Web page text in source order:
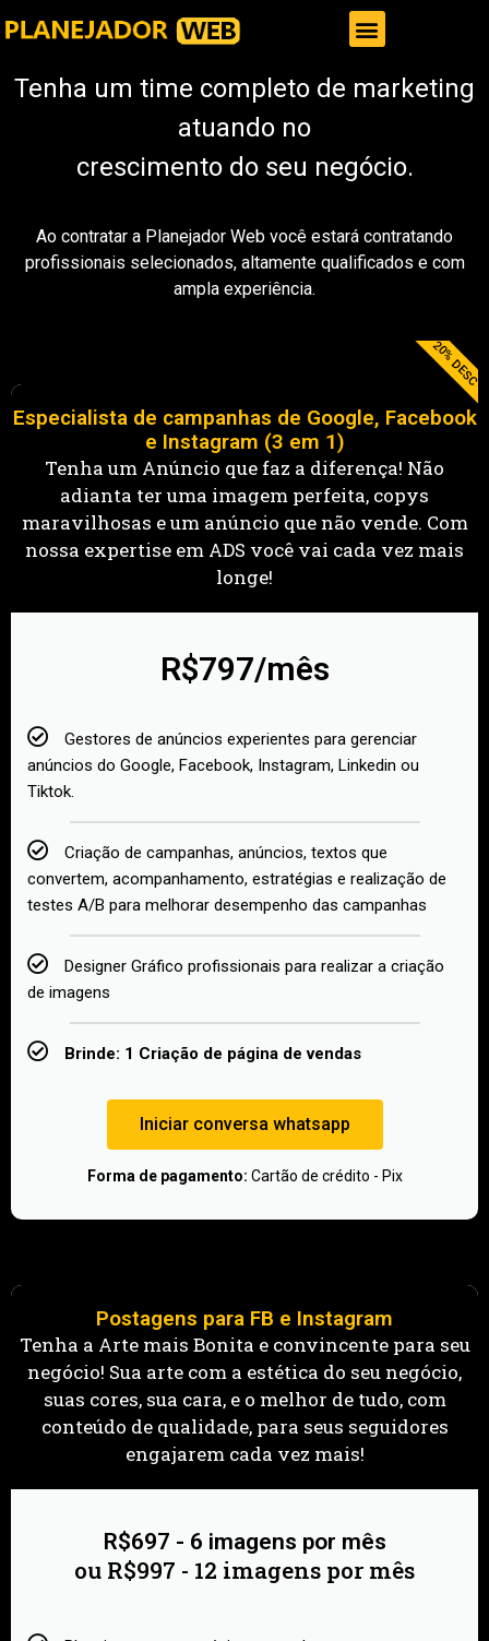
Tenha um time completo de marketing
atuando no
crescimento do seu negócio.
Ao contratar a Planejador Web você estará contratando
profissionais selecionados, altamente qualificados e com
ampla experiência.
Especialista de campanhas de Google, Facebook
e Instagram (3 em 1)
Tenha um Anúncio que faz a diferença! Não
adianta ter uma imagem perfeita, copys
maravilhosas e um anúncio que não vende. Com
nossa expertise em ADS você vai cada vez mais
longe!
R$797/mês
Gestores de anúncios experientes para gerenciar
anúncios do Google, Facebook, Instagram, Linkedin ou
Tiktok.
Criação de campanhas, anúncios, textos que
convertem, acompanhamento, estratégias e realização de
testes A/B para melhorar desempenho das campanhas
Designer Gráfico profissionais para realizar a criação
de imagens
Brinde: 1 Criação de página de vendas
Iniciar conversa whatsapp
Forma de pagamento: Cartão de crédito - Pix
20% DESC
Postagens para FB e Instagram
Tenha a Arte mais Bonita e convincente para seu
negócio! Sua arte com a estética do seu negócio,
suas cores, sua cara, e o melhor de tudo, com
conteúdo de qualidade, para seus seguidores
engajarem cada vez mais!
R$697 - 6 imagens por mês
ou R$997 - 12 imagens por mês